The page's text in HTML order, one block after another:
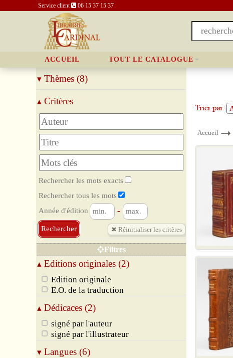
Service client 06 15 37 15 37
ACCUEIL TOUT LE CATALOGUE
▾ Thèmes (8)
Peinture
Sculpture
Musique
Décoration, Mode
Photographies, Cinéma
Numismatique
Divers
▴ Critères
Rechercher les mots exacts
Rechercher tous les mots
Année d'édition
-
Filtres
▴ Editions originales (2)
Edition originale
E.O. de la traduction
▴ Dédicaces (2)
signé par l'auteur
signé par l'illustrateur
▾ Langues (6)
Accueil